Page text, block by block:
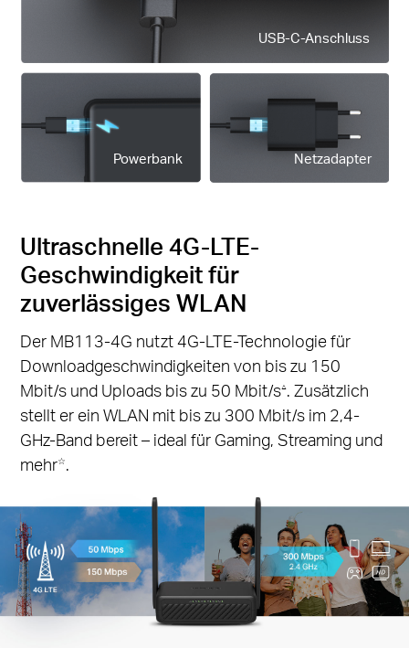
USB-C-Anschluss
Powerbank Netzadapter
Ultraschnelle 4G-LTE-
Geschwindigkeit für
zuverlässiges WLAN
Der MB113-4G nutzt 4G-LTE-Technologie für
Downloadgeschwindigkeiten von bis zu 150
Mbit/s und Uploads bis zu 50 Mbit/s△ . Zusätzlich
stellt er ein WLAN mit bis zu 300 Mbit/s im 2,4-
GHz-Band bereit – ideal für Gaming, Streaming und
mehr☆